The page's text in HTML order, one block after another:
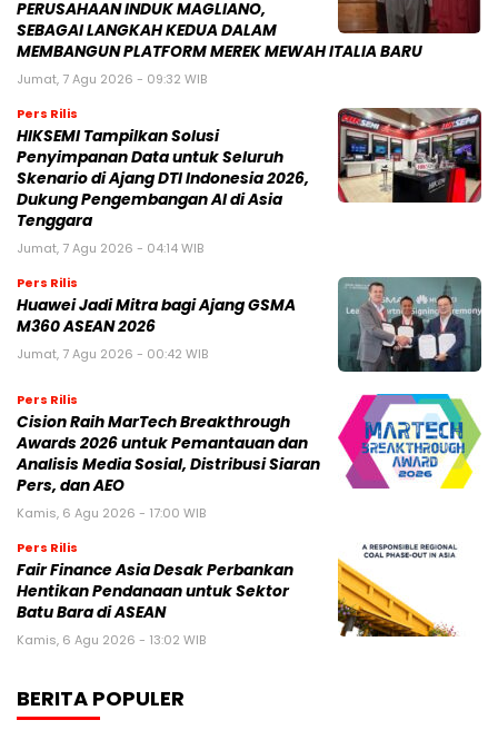
PERUSAHAAN INDUK MAGLIANO,
SEBAGAI LANGKAH KEDUA DALAM
MEMBANGUN PLATFORM MEREK MEWAH ITALIA BARU
Jumat, 7 Agu 2026 - 09:32 WIB
Pers Rilis
HIKSEMI Tampilkan Solusi
Penyimpanan Data untuk Seluruh
Skenario di Ajang DTI Indonesia 2026,
Dukung Pengembangan AI di Asia
Tenggara
Jumat, 7 Agu 2026 - 04:14 WIB
Pers Rilis
Huawei Jadi Mitra bagi Ajang GSMA
M360 ASEAN 2026
Jumat, 7 Agu 2026 - 00:42 WIB
Pers Rilis
Cision Raih MarTech Breakthrough
Awards 2026 untuk Pemantauan dan
Analisis Media Sosial, Distribusi Siaran
Pers, dan AEO
Kamis, 6 Agu 2026 - 17:00 WIB
Pers Rilis
Fair Finance Asia Desak Perbankan
Hentikan Pendanaan untuk Sektor
Batu Bara di ASEAN
Kamis, 6 Agu 2026 - 13:02 WIB
BERITA POPULER